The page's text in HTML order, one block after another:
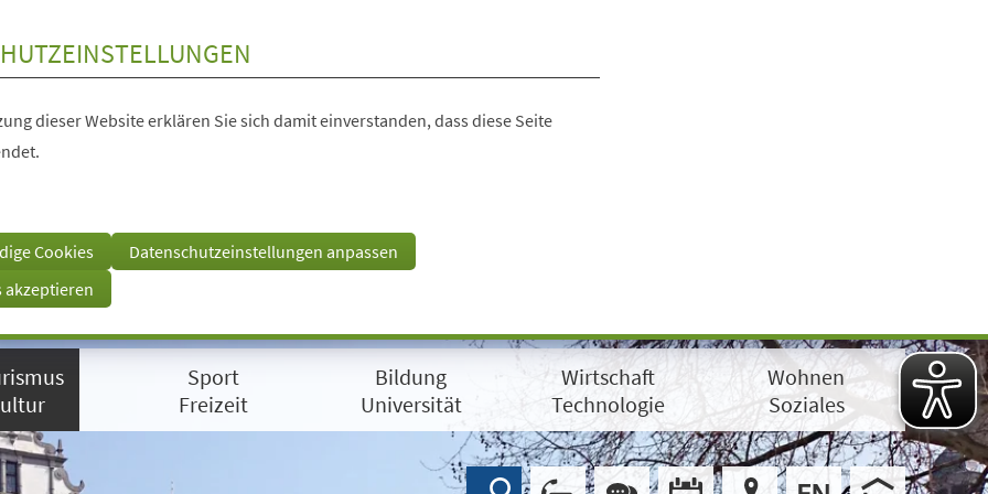
dieser Website erklären Sie sich damit einverstanden, dass diese Seite
Cookies
Datenschutzeinstellungen anpassen
akzeptieren
Sport
Freizeit
Bildung
Universität
Wirtschaft
Technologie
Wohnen
Soziales